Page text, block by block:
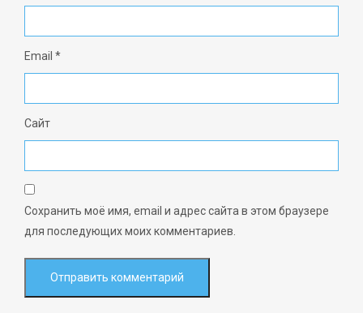
Email *
Сайт
Сохранить моё имя, email и адрес сайта в этом браузере
для последующих моих комментариев.